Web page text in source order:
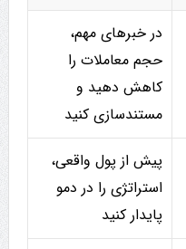
در خبرهای مهم،
حجم معاملات را
کاهش دهید و
مستندسازی کنید
پیش از پول واقعی،
استراتژی را در دمو
پایدار کنید